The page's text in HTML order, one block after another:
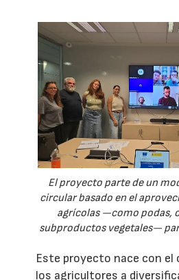
El proyecto parte de un
circular basado en el
agrícolas —como podas,
subproductos vegetales—
Este proyecto nace con el
los agricultores a